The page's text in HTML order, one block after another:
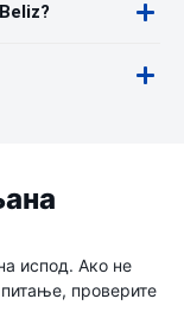
испод. Ако не
проверите